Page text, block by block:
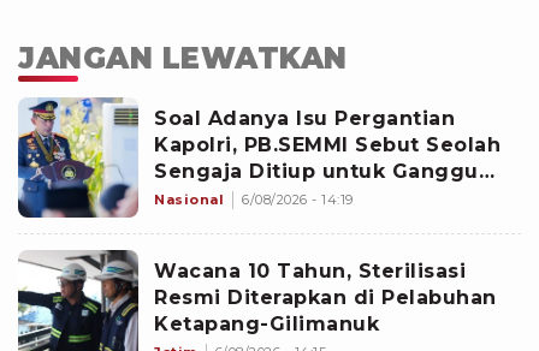
JANGAN LEWATKAN
Soal Adanya Isu Pergantian
Kapolri, PB.SEMMI Sebut Seolah
Sengaja Ditiup untuk Ganggu
Stabilitas Nasional
Nasional 6/08/2026 - 14:19
Wacana 10 Tahun, Sterilisasi
Resmi Diterapkan di Pelabuhan
Ketapang-Gilimanuk